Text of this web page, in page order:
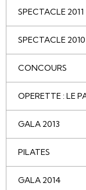
SPECTACLE 2011
SPECTACLE 2010
CONCOURS
OPERETTE : LE
GALA 2013
PILATES
GALA 2014